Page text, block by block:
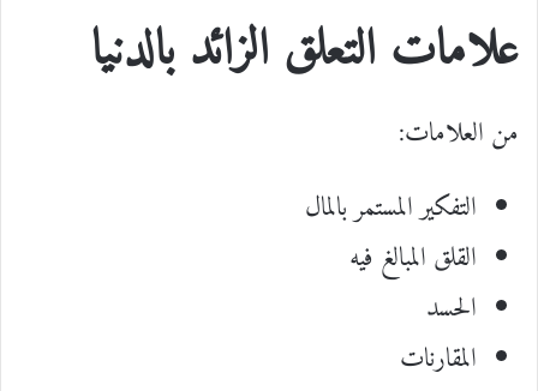
علامات التعلق الزائد بالدنيا
من العلامات:
التفكير المستمر بالمال
القلق المبالغ فيه
الحسد
المقارنات